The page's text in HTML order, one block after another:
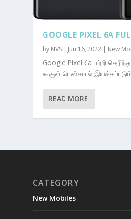
GOOGLE PIXEL 6A
by NVS | Jun 16, 2022 | New
Google Pixel 6a பற்றி
கூகுள் டென்சரால்
READ MORE
CATEGORY
New Mobiles